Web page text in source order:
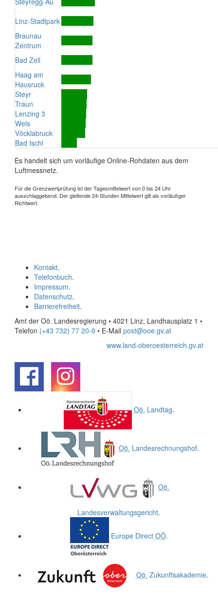
Linz-Stadtpark
Braunau
Zentrum
Bad Zell
Haag am
Hausruck
Steyr
Traun
Lenzing 3
Wels
Vöcklabruck
Bad Ischl
Es handelt sich um vorläufige Online-Rohdaten aus dem
Luftmessnetz.
Für die Grenzwertprüfung ist der Tagesmittelwert von 0 bis 24 Uhr
ausschlaggebend. Der gleitende 24-Stunden Mittelwert gilt als vorläufiger
Richtwert.
Kontakt.
Telefonbuch.
Impressum.
Datenschutz.
Barrierefreiheit.
Amt der Oö. Landesregierung • 4021 Linz, Landhausplatz 1 •
Telefon (+43 732) 77 20-0 • E-Mail post@ooe.gv.at
www.land-oberoesterreich.gv.at
Oö. Landtag.
Oö. Landesrechnungshof.
Oö.
Landesverwaltungsgericht.
Europe Direct OÖ.
Oö. Zukunftsakademie.